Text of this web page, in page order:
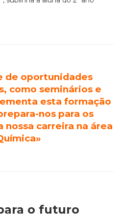
de oportunidades
como seminários e
esta formação
nos para os
nossa carreira na área
o futuro